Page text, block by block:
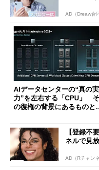
AD（Dreaw合
AIデータセンターの“真の実
力”を左右する「CPU」 そ
の復権の背景にあるものと
【登録不
ネルで見
AD（Rチャンネ